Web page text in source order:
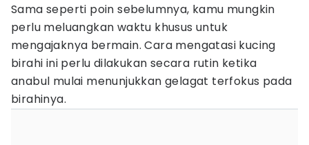
Sama seperti poin sebelumnya, kamu mungkin
perlu meluangkan waktu khusus untuk
mengajaknya bermain. Cara mengatasi kucing
birahi ini perlu dilakukan secara rutin ketika
anabul mulai menunjukkan gelagat terfokus pada
birahinya.